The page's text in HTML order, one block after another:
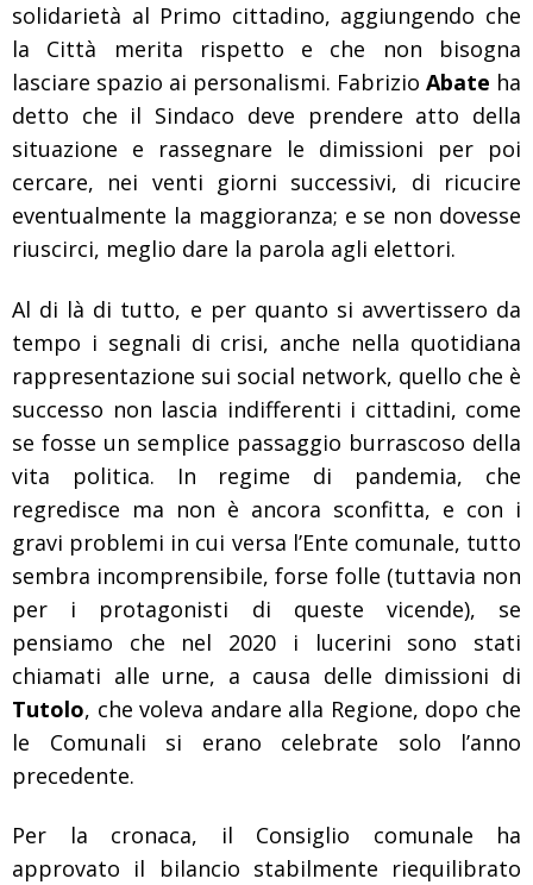
solidarietà al Primo cittadino, aggiungendo che
la Città merita rispetto e che non bisogna
lasciare spazio ai personalismi. Fabrizio Abate ha
detto che il Sindaco deve prendere atto della
situazione e rassegnare le dimissioni per poi
cercare, nei venti giorni successivi, di ricucire
eventualmente la maggioranza; e se non dovesse
riuscirci, meglio dare la parola agli elettori.
Al di là di tutto, e per quanto si avvertissero da
tempo i segnali di crisi, anche nella quotidiana
rappresentazione sui social network, quello che è
successo non lascia indifferenti i cittadini, come
se fosse un semplice passaggio burrascoso della
vita politica. In regime di pandemia, che
regredisce ma non è ancora sconfitta, e con i
gravi problemi in cui versa l’Ente comunale, tutto
sembra incomprensibile, forse folle (tuttavia non
per i protagonisti di queste vicende), se
pensiamo che nel 2020 i lucerini sono stati
chiamati alle urne, a causa delle dimissioni di
Tutolo, che voleva andare alla Regione, dopo che
le Comunali si erano celebrate solo l’anno
precedente.
Per la cronaca, il Consiglio comunale ha
approvato il bilancio stabilmente riequilibrato